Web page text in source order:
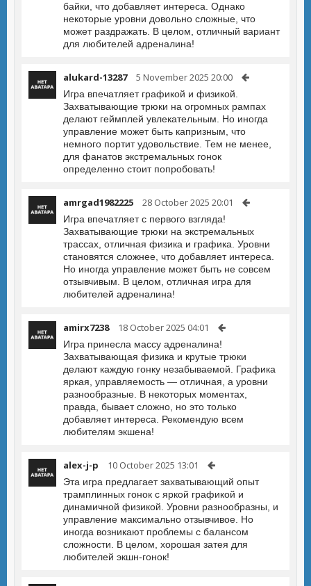
байки, что добавляет интереса. Однако
некоторые уровни довольно сложные, что
может раздражать. В целом, отличный вариант
для любителей адреналина!
alukard-13287 5 November 2025 20:00
Игра впечатляет графикой и физикой.
Захватывающие трюки на огромных рампах
делают геймплей увлекательным. Но иногда
управление может быть капризным, что
немного портит удовольствие. Тем не менее,
для фанатов экстремальных гонок
определенно стоит попробовать!
amrgad1982225 28 October 2025 20:01
Игра впечатляет с первого взгляда!
Захватывающие трюки на экстремальных
трассах, отличная физика и графика. Уровни
становятся сложнее, что добавляет интереса.
Но иногда управление может быть не совсем
отзывчивым. В целом, отличная игра для
любителей адреналина!
amirx7238 18 October 2025 04:01
Игра принесла массу адреналина!
Захватывающая физика и крутые трюки
делают каждую гонку незабываемой. Графика
яркая, управляемость — отличная, а уровни
разнообразные. В некоторых моментах,
правда, бывает сложно, но это только
добавляет интереса. Рекомендую всем
любителям экшена!
alex-j-p 10 October 2025 13:01
Эта игра предлагает захватывающий опыт
трамплинных гонок с яркой графикой и
динамичной физикой. Уровни разнообразны, и
управление максимально отзывчивое. Но
иногда возникают проблемы с балансом
сложности. В целом, хорошая затея для
любителей экшн-гонок!